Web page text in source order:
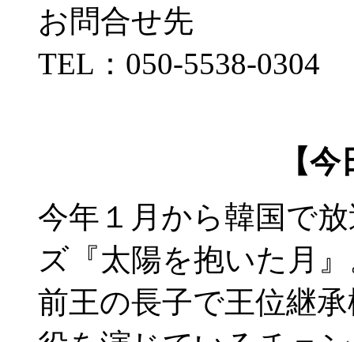
お問合せ先
TEL：050-5538-0304
【
今年１月から韓国で
ズ『太陽を抱いた月
前王の長子で王位継